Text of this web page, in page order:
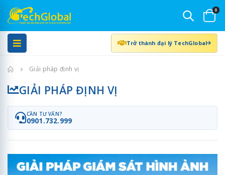
0
Trở thành đại lý TechGlobal
Trang chủGiải pháp định vị
GIẢI PHÁP ĐỊNH VỊ
CẦN TƯ VẤN?
0901.732.999